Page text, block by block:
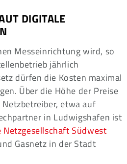
DIGITALE
Messeinrichtung wird, so
jährlich
dürfen die Kosten maximal
Über die Höhe der Preise
etwa auf
in Ludwigshafen ist
Netzgesellschaft Südwest
Gasnetz in der Stadt